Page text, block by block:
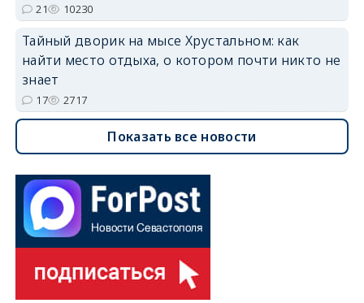
21 10230
Тайный дворик на мысе Хрустальном: как
найти место отдыха, о котором почти никто не
знает
17 2717
Показать все новости